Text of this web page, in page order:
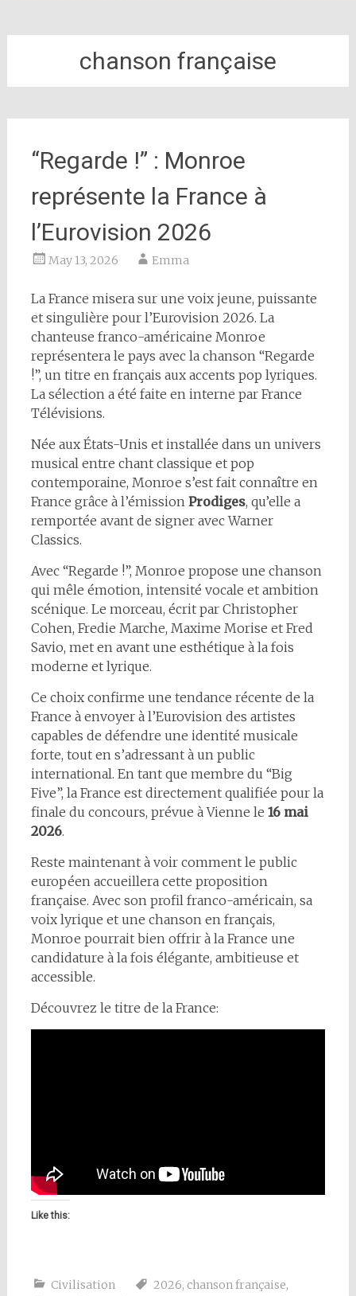
chanson française
“Regarde !” : Monroe
représente la France à
l’Eurovision 2026
May 13, 2026 Emma
La France misera sur une voix jeune, puissante
et singulière pour l’Eurovision 2026. La
chanteuse franco-américaine Monroe
représentera le pays avec la chanson “Regarde
!”, un titre en français aux accents pop lyriques.
La sélection a été faite en interne par France
Télévisions.
Née aux États-Unis et installée dans un univers
musical entre chant classique et pop
contemporaine, Monroe s’est fait connaître en
France grâce à l’émission Prodiges, qu’elle a
remportée avant de signer avec Warner
Classics.
Avec “Regarde !”, Monroe propose une chanson
qui mêle émotion, intensité vocale et ambition
scénique. Le morceau, écrit par Christopher
Cohen, Fredie Marche, Maxime Morise et Fred
Savio, met en avant une esthétique à la fois
moderne et lyrique.
Ce choix confirme une tendance récente de la
France à envoyer à l’Eurovision des artistes
capables de défendre une identité musicale
forte, tout en s’adressant à un public
international. En tant que membre du “Big
Five”, la France est directement qualifiée pour la
finale du concours, prévue à Vienne le 16 mai
2026.
Reste maintenant à voir comment le public
européen accueillera cette proposition
française. Avec son profil franco-américain, sa
voix lyrique et une chanson en français,
Monroe pourrait bien offrir à la France une
candidature à la fois élégante, ambitieuse et
accessible.
Découvrez le titre de la France:
Like this:
Civilisation 2026, chanson française,